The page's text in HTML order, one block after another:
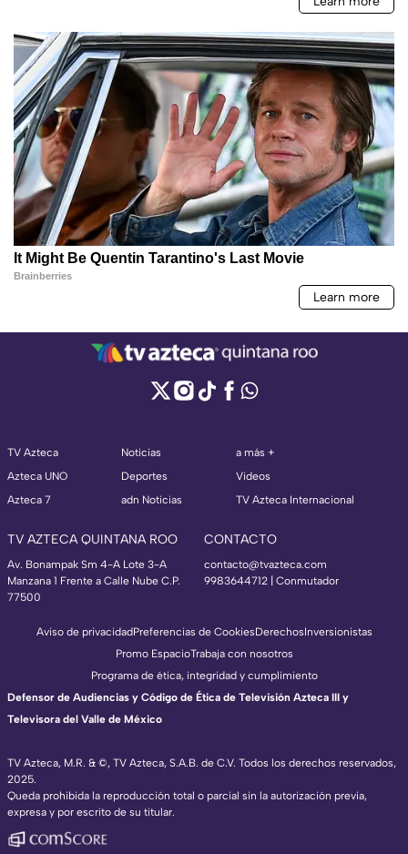
TV Azteca
Azteca UNO
Azteca 7
Noticias
Deportes
adn Noticias
a más +
Videos
TV Azteca Internacional
TV AZTECA QUINTANA ROO
Av. Bonampak Sm 4-A Lote 3-A
Manzana 1 Frente a Calle Nube C.P.
77500
CONTACTO
contacto@tvazteca.com
9983644712 | Conmutador
TV Azteca, M.R. & ©, TV Azteca, S.A.B. de C.V. Todos los derechos reservados,
2025.
Queda prohibida la reproducción total o parcial sin la autorización previa,
expresa y por escrito de su titular.
Aviso de privacidadPreferencias de CookiesDerechosInversionistas
Promo EspacioTrabaja con nosotros
Programa de ética, integridad y cumplimiento
Defensor de Audiencias y Código de Ética de Televisión Azteca III y
Televisora del Valle de México